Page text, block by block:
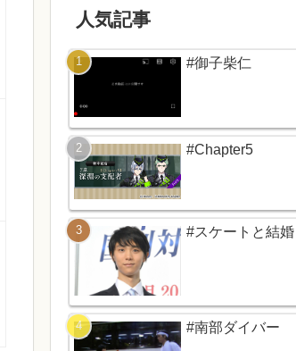
人気記事
#御子柴仁
#Chapter5
#スケートと結婚
#南部ダイバー